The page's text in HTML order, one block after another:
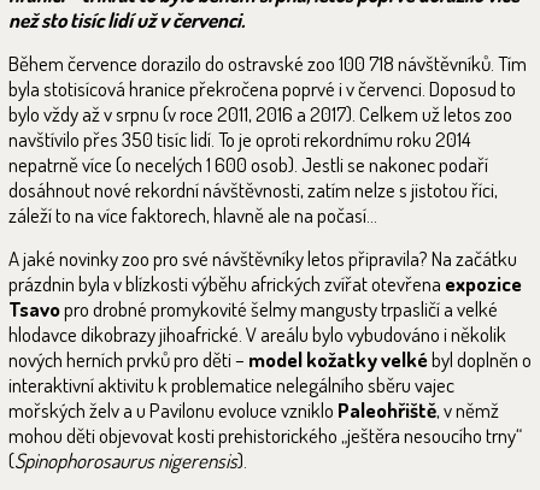
než sto tisíc lidí už v červenci.
Během července dorazilo do ostravské zoo 100 718 návštěvníků. Tím
byla stotisícová hranice překročena poprvé i v červenci. Doposud to
bylo vždy až v srpnu (v roce 2011, 2016 a 2017). Celkem už letos zoo
navštívilo přes 350 tisíc lidí. To je oproti rekordnímu roku 2014
nepatrně více (o necelých 1 600 osob). Jestli se nakonec podaří
dosáhnout nové rekordní návštěvnosti, zatím nelze s jistotou říci,
záleží to na více faktorech, hlavně ale na počasí…
A jaké novinky zoo pro své návštěvníky letos připravila? Na začátku
prázdnin byla v blízkosti výběhu afrických zvířat otevřena expozice
Tsavopro drobné promykovité šelmy mangusty trpasličí a velké
hlodavce dikobrazy jihoafrické. V areálu bylo vybudováno i několik
nových herních prvků pro děti – model kožatky velkébyl doplněn o
interaktivní aktivitu k problematice nelegálního sběru vajec
mořských želv a u Pavilonu evoluce vzniklo Paleohřiště, v němž
mohou děti objevovat kosti prehistorického „ještěra nesoucího trny“
(Spinophorosaurus nigerensis).